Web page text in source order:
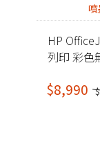
HP
列印 彩色
$8,990